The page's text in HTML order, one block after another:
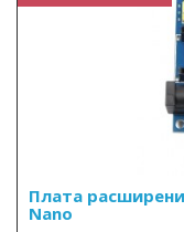
Плата
Nano